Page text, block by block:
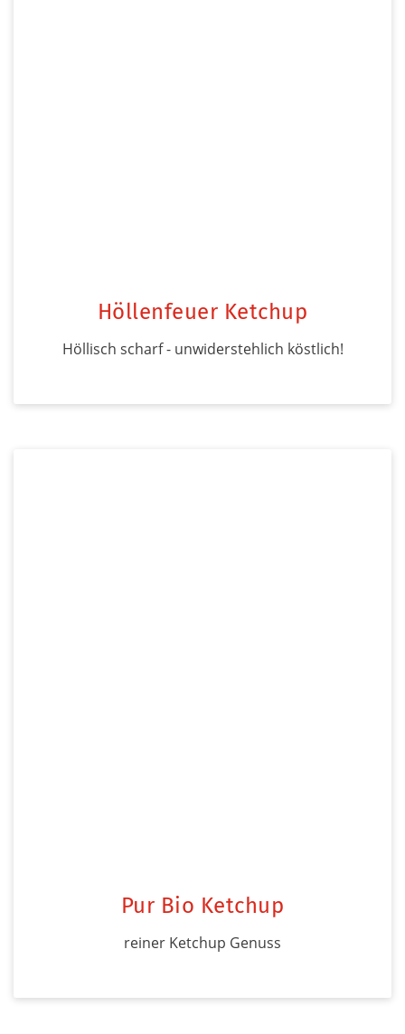
Höllenfeuer Ketchup
Höllisch scharf - unwiderstehlich köstlich!
Pur Bio Ketchup
reiner Ketchup Genuss